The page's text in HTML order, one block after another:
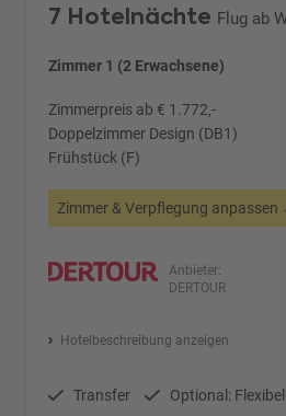
7 Hotelnächte Flug ab
Zimmer 1 (2 Erwachsene)
Zimmerpreis ab € 1.772,-
Doppelzimmer Design (DB1)
Frühstück (F)
Zimmer & Verpflegung anpassen
Anbieter:
DERTOUR
Hotelbeschreibung anzeigen
Transfer Optional: